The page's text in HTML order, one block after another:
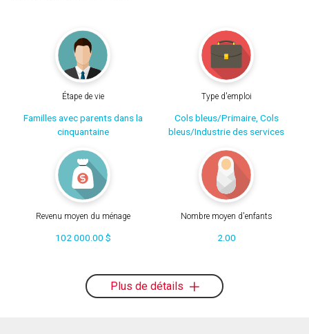
Étape de vie
Familles avec parents dans la
cinquantaine
Type d'emploi
Cols bleus/Primaire, Cols
bleus/Industrie des services
Revenu moyen du ménage
102 000.00 $
Nombre moyen d'enfants
2.00
Plus de détails